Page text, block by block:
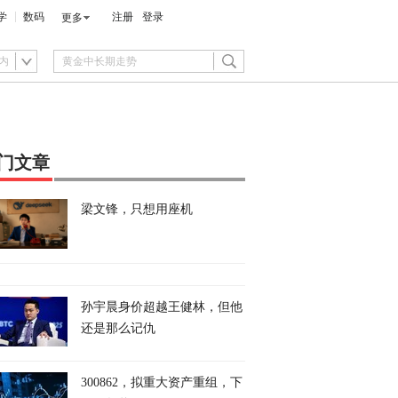
数码 更多 注册 登录
文章
梁文锋，只想用座机
孙宇晨身价超越王健林，但他
还是那么记仇
300862，拟重大资产重组，下